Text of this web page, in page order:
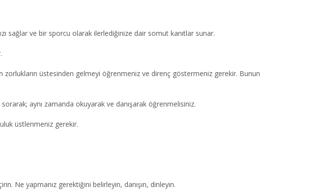
sağlar ve bir sporcu olarak ilerlediğinize dair somut kanıtlar sunar.
zorlukların üstesinden gelmeyi öğrenmeniz ve direnç göstermeniz gerekir. Bunun
aynı zamanda okuyarak ve danışarak öğrenmelisiniz.
üstlenmeniz gerekir.
Ne yapmanız gerektiğini belirleyin, danışın, dinleyin.